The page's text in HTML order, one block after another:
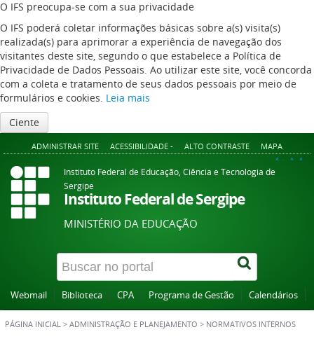
O IFS preocupa-se com a sua privacidade
O IFS poderá coletar informações básicas sobre a(s) visita(s)
realizada(s) para aprimorar a experiência de navegação dos
visitantes deste site, segundo o que estabelece a Política de
Privacidade de Dados Pessoais. Ao utilizar este site, você concorda
com a coleta e tratamento de seus dados pessoais por meio de
formulários e cookies. Leia mais
Ciente
ADMINISTRAR SITE ACESSIBILIDADE - ALTO CONTRASTE MAPA
A+ A A-
Instituto Federal de Educação, Ciência e Tecnologia de
Sergipe
Instituto Federal de Sergipe
MINISTÉRIO DA EDUCAÇÃO
Webmail Biblioteca CPA Programa de Gestão Calendários
PÁGINA INICIAL > ADMINISTRAÇÃO E PLANEJAMENTO > NORMATIVOS INTERNOS